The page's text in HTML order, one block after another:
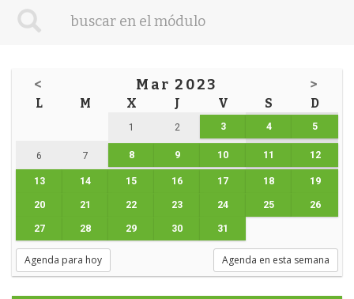
< Mar 2023 >
L M X J V S D
1 2 3 4 5
6 7 8 9 10 11 12
13 14 15 16 17 18 19
20 21 22 23 24 25 26
27 28 29 30 31
Agenda para hoy Agenda en esta semana